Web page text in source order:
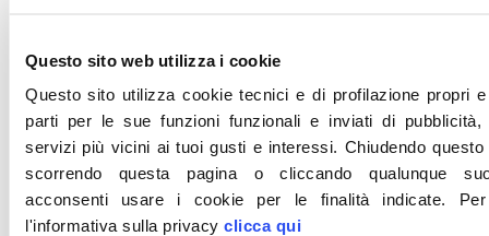
Questo sito web utilizza i cookie
Questo sito utilizza cookie tecnici e di profilazione propri
parti per le sue funzioni funzionali e inviati di pubblicità,
servizi più vicini ai tuoi gusti e interessi. Chiudendo
scorrendo questa pagina o cliccando qualunque
acconsenti usare i cookie per le finalità indicate.
l'informativa sulla privacy clicca qui
Forteto, Meloni: Pedofilo
Fiesoli vada subito in
galera, Parlamento approvi
Commissione inchiesta